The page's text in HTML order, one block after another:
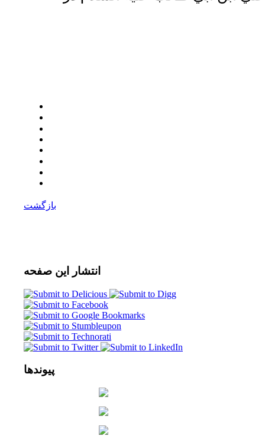
بازگشت
انتشار این صفحه
پیوندها